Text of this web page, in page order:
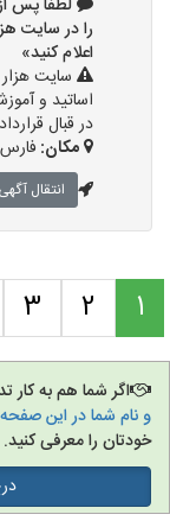
لطفا پس
اعلام کنید»
سایت
اساتید و
در قبال
مکان:
انتقال
1
2
3
اگر شما هم به
و نام شما در این صفحه
خودتان را معرفی کنید.